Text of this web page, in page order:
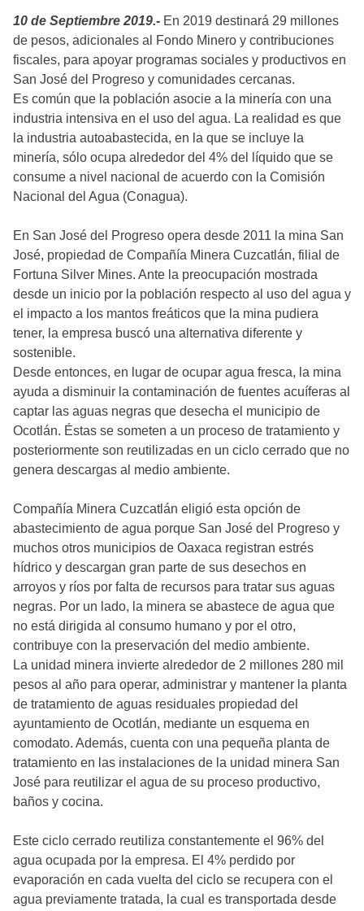
10 de Septiembre 2019.- En 2019 destinará 29 millones
de pesos, adicionales al Fondo Minero y contribuciones
fiscales, para apoyar programas sociales y productivos en
San José del Progreso y comunidades cercanas.
Es común que la población asocie a la minería con una
industria intensiva en el uso del agua. La realidad es que
la industria autoabastecida, en la que se incluye la
minería, sólo ocupa alrededor del 4% del líquido que se
consume a nivel nacional de acuerdo con la Comisión
Nacional del Agua (Conagua).
En San José del Progreso opera desde 2011 la mina San
José, propiedad de Compañía Minera Cuzcatlán, filial de
Fortuna Silver Mines. Ante la preocupación mostrada
desde un inicio por la población respecto al uso del agua y
el impacto a los mantos freáticos que la mina pudiera
tener, la empresa buscó una alternativa diferente y
sostenible.
Desde entonces, en lugar de ocupar agua fresca, la mina
ayuda a disminuir la contaminación de fuentes acuíferas al
captar las aguas negras que desecha el municipio de
Ocotlán. Éstas se someten a un proceso de tratamiento y
posteriormente son reutilizadas en un ciclo cerrado que no
genera descargas al medio ambiente.
Compañía Minera Cuzcatlán eligió esta opción de
abastecimiento de agua porque San José del Progreso y
muchos otros municipios de Oaxaca registran estrés
hídrico y descargan gran parte de sus desechos en
arroyos y ríos por falta de recursos para tratar sus aguas
negras. Por un lado, la minera se abastece de agua que
no está dirigida al consumo humano y por el otro,
contribuye con la preservación del medio ambiente.
La unidad minera invierte alrededor de 2 millones 280 mil
pesos al año para operar, administrar y mantener la planta
de tratamiento de aguas residuales propiedad del
ayuntamiento de Ocotlán, mediante un esquema en
comodato. Además, cuenta con una pequeña planta de
tratamiento en las instalaciones de la unidad minera San
José para reutilizar el agua de su proceso productivo,
baños y cocina.
Este ciclo cerrado reutiliza constantemente el 96% del
agua ocupada por la empresa. El 4% perdido por
evaporación en cada vuelta del ciclo se recupera con el
agua previamente tratada, la cual es transportada desde